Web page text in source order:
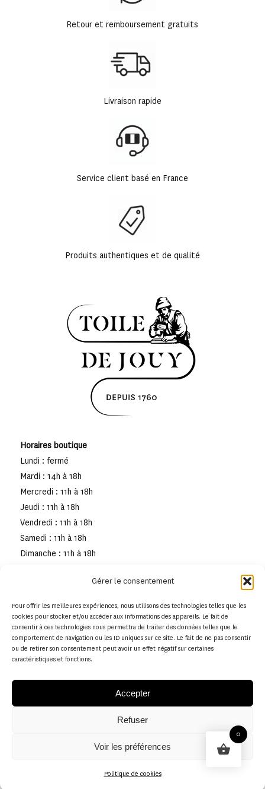
Gérer le consentement
Pour offrir les meilleures expériences, nous utilisons des technologies telles que les
cookies pour stocker et/ou accéder aux informations des appareils. Le fait de
consentir à ces technologies nous permettra de traiter des données telles que le
comportement de navigation ou les ID uniques sur ce site. Le fait de ne pas consentir
ou de retirer son consentement peut avoir un effet négatif sur certaines
caractéristiques et fonctions.
Accepter
Refuser
Voir les préférences
Politique de cookies
Retour et remboursement gratuits
Livraison rapide
Service client basé en France
Produits authentiques et de qualité
Horaires boutique
Lundi : fermé
Mardi : 14h à 18h
Mercredi : 11h à 18h
Jeudi : 11h à 18h
Vendredi : 11h à 18h
Samedi : 11h à 18h
Dimanche : 11h à 18h
Conditions générales
0